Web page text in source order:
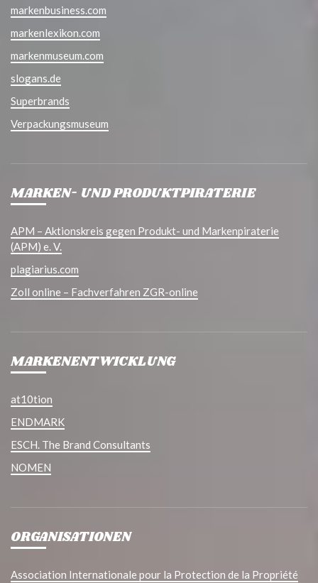
markenbusiness.com
markenlexikon.com
markenmuseum.com
slogans.de
Superbrands
Verpackungsmuseum
MARKEN- UND PRODUKTPIRATERIE
APM – Aktionskreis gegen Produkt- und Markenpiraterie
(APM) e. V.
plagiarius.com
Zoll online – Fachverfahren ZGR-online
MARKENENTWICKLUNG
at10tion
ENDMARK
ESCH. The Brand Consultants
NOMEN
ORGANISATIONEN
Association Internationale pour la Protection de la Propriété